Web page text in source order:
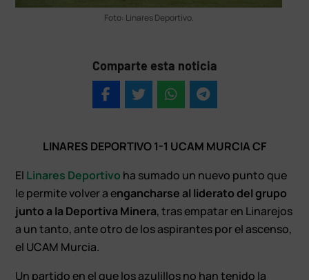
Foto: Linares Deportivo.
Comparte esta noticia
LINARES DEPORTIVO 1-1 UCAM MURCIA CF
El Linares Deportivo ha sumado un nuevo punto que
le permite volver a engancharse al liderato del grupo
junto a la Deportiva Minera, tras empatar en Linarejos
a un tanto, ante otro de los aspirantes por el ascenso,
el UCAM Murcia.
Un partido en el que los azulillos no han tenido la